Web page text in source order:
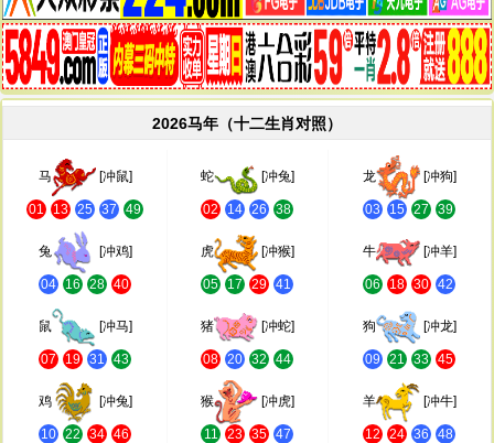
2026马年（十二生肖对照）
马 [冲鼠]
01 13 25 37 49
蛇 [冲兔]
02 14 26 38
龙 [冲狗]
03 15 27 39
兔 [冲鸡]
04 16 28 40
虎 [冲猴]
05 17 29 41
牛 [冲羊]
06 18 30 42
鼠 [冲马]
07 19 31 43
猪 [冲蛇]
08 20 32 44
狗 [冲龙]
09 21 33 45
鸡 [冲兔]
10 22 34 46
猴 [冲虎]
11 23 35 47
羊 [冲牛]
12 24 36 48